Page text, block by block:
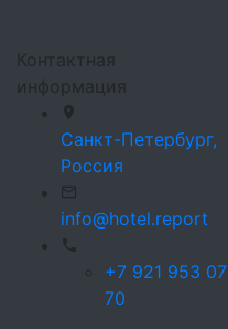
Контактная
информация
Санкт-Петербург,
Россия
info@hotel.report
+7 921 953 07
70